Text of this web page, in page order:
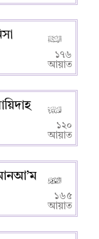
১৭৬
আয়াত
১২০
আয়াত
১৬৫
আয়াত